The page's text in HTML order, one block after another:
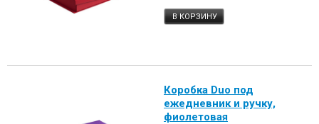
В КОРЗИНУ
Коробка Duo под
ежедневник и ручку,
фиолетовая